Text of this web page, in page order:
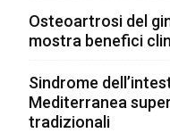
Osteoartrosi del
mostra benefici
Sindrome
Mediterranea
tradizionali